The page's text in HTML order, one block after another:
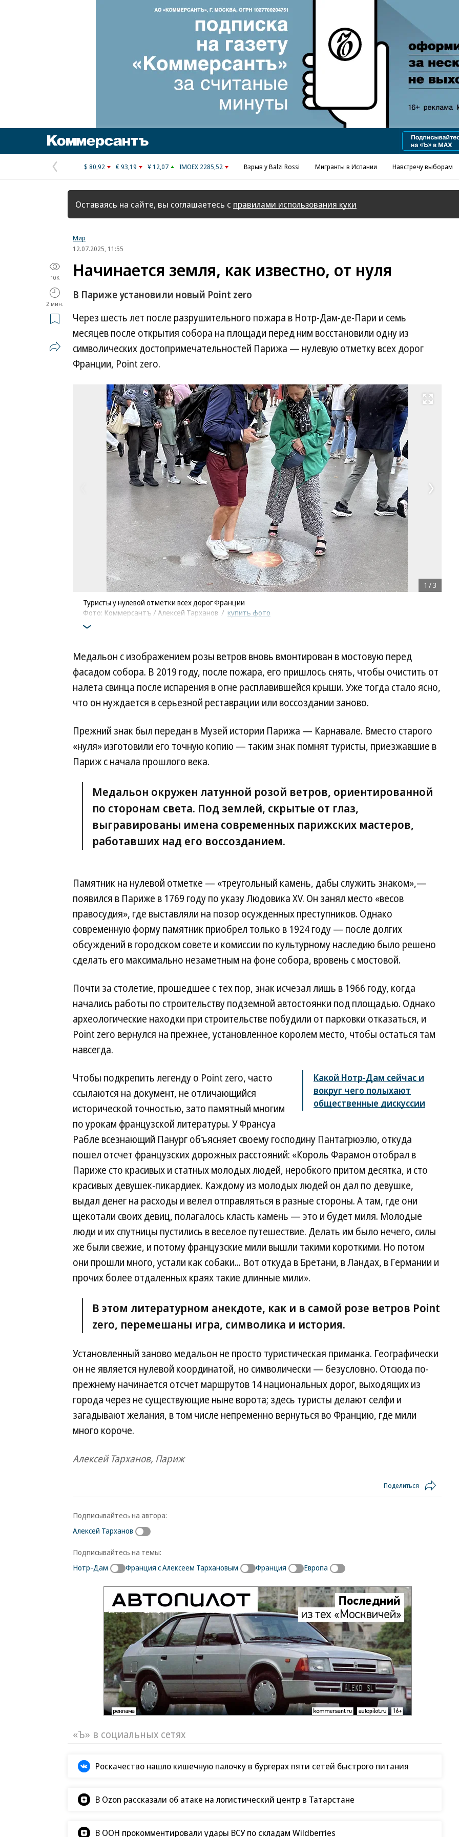
Реклама в «Ъ» www.kommersant.ru/ad
Предыдущая
страница
$ 80,92 € 93,19 ¥ 12,07 IMOEX 2285,52 Взрыв у Balzi Rossi Мигранты в Испании Навстречу выборам
Оставаясь на сайте, вы соглашаетесь с правилами использования куки
Мир
12.07.2025, 11:55
10K
2 мин.
Начинается земля, как известно, от нуля
В Париже установили новый Point zero
Через шесть лет после разрушительного пожара в Нотр-Дам-де-Пари и семь
месяцев после открытия собора на площади перед ним восстановили одну из
символических достопримечательностей Парижа — нулевую отметку всех дорог
Франции, Point zero.
Развернуть на весь экран
Туристы у нулевой отметки всех дорог Франции
Фото: Коммерсантъ / Алексей Тарханов / купить фото
1 /3
Медальон с изображением розы ветров вновь вмонтирован в мостовую перед
фасадом собора. В 2019 году, после пожара, его пришлось снять, чтобы очистить от
налета свинца после испарения в огне расплавившейся крыши. Уже тогда стало ясно,
что он нуждается в серьезной реставрации или воссоздании заново.
Прежний знак был передан в Музей истории Парижа — Карнавале. Вместо старого
«нуля» изготовили его точную копию — таким знак помнят туристы, приезжавшие в
Париж с начала прошлого века.
Медальон окружен латунной розой ветров, ориентированной
по сторонам света. Под землей, скрытые от глаз,
выгравированы имена современных парижских мастеров,
работавших над его воссозданием.
Памятник на нулевой отметке — «треугольный камень, дабы служить знаком»,—
появился в Париже в 1769 году по указу Людовика XV. Он занял место «весов
правосудия», где выставляли на позор осужденных преступников. Однако
современную форму памятник приобрел только в 1924 году — после долгих
обсуждений в городском совете и комиссии по культурному наследию было решено
сделать его максимально незаметным на фоне собора, вровень с мостовой.
Почти за столетие, прошедшее с тех пор, знак исчезал лишь в 1966 году, когда
начались работы по строительству подземной автостоянки под площадью. Однако
археологические находки при строительстве побудили от парковки отказаться, и
Point zero вернулся на прежнее, установленное королем место, чтобы остаться там
навсегда.
Какой Нотр-Дам сейчас и
вокруг чего полыхают
общественные дискуссии
Чтобы подкрепить легенду о Point zero, часто
ссылаются на документ, не отличающийся
исторической точностью, зато памятный многим
по урокам французской литературы. У Франсуа
Рабле всезнающий Панург объясняет своему господину Пантагрюэлю, откуда
пошел отсчет французских дорожных расстояний: «Король Фарамон отобрал в
Париже сто красивых и статных молодых людей, неробкого притом десятка, и сто
красивых девушек-пикардиек. Каждому из молодых людей он дал по девушке,
выдал денег на расходы и велел отправляться в разные стороны. А там, где они
щекотали своих девиц, полагалось класть камень — это и будет миля. Молодые
люди и их спутницы пустились в веселое путешествие. Делать им было нечего, силы
же были свежие, и потому французские мили вышли такими короткими. Но потом
они прошли много, устали как собаки... Вот откуда в Бретани, в Ландах, в Германии и
прочих более отдаленных краях такие длинные мили».
В этом литературном анекдоте, как и в самой розе ветров Point
zero, перемешаны игра, символика и история.
Установленный заново медальон не просто туристическая приманка. Географически
он не является нулевой координатой, но символически — безусловно. Отсюда по-
прежнему начинается отсчет маршрутов 14 национальных дорог, выходящих из
города через не существующие ныне ворота; здесь туристы делают селфи и
загадывают желания, в том числе непременно вернуться во Францию, где мили
много короче.
Алексей Тарханов, Париж
Поделиться
Подписывайтесь на автора:
Алексей Тарханов
Подписывайтесь на темы:
Нотр-Дам
Франция с Алексеем Тархановым Франция Европа
«Ъ» в социальных сетях
Роскачество нашло кишечную палочку в бургерах пяти сетей быстрого питания
В Ozon рассказали об атаке на логистический центр в Татарстане
В ООН прокомментировали удары ВСУ по складам Wildberries